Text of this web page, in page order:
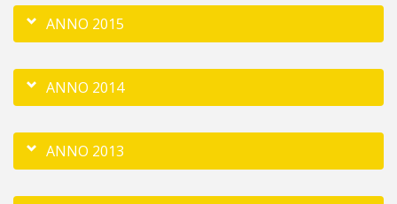
ANNO 2015
ANNO 2014
ANNO 2013